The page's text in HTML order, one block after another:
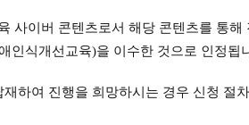
사이버 콘텐츠로서 해당 콘텐츠를 통해
인식개선교육)을 이수한 것으로 인정됩
재하여 진행을 희망하시는 경우 신청 절